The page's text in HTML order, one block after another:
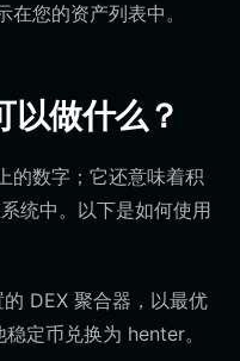
您的资产列表中。
做什么？
的数字；它还意味着积
统中。以下是如何使用
DEX 聚合器，以最优
定币兑换为 henter。